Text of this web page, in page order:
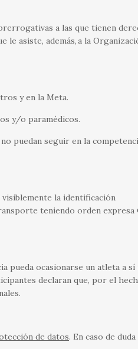
a las que tienen
asiste, además, a la
y en la Meta.
y/o paramédicos.
puedan seguir en la
la identificación
teniendo orden expresa
pueda ocasionarse un atleta a sí
declaran que, por el
de datos. En caso de